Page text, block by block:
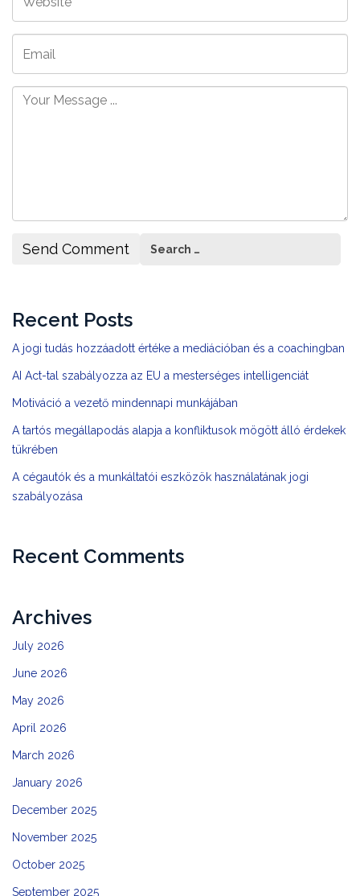
Recent Posts
A jogi tudás hozzáadott értéke a mediációban és a coachingban
AI Act-tal szabályozza az EU a mesterséges intelligenciát
Motiváció a vezető mindennapi munkájában
A tartós megállapodás alapja a konfliktusok mögött álló érdekek
tükrében
A cégautók és a munkáltatói eszközök használatának jogi
szabályozása
Recent Comments
Archives
July 2026
June 2026
May 2026
April 2026
March 2026
January 2026
December 2025
November 2025
October 2025
September 2025